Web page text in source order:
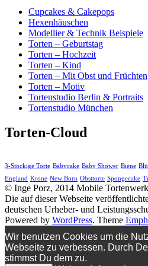
Cupcakes & Cakepops
Hexenhäuschen
Modellier & Technik Beispiele
Torten – Geburtstag
Torten – Hochzeit
Torten – Kind
Torten – Mit Obst und Früchten
Torten – Motiv
Tortenstudio Berlin & Portraits
Tortenstudio München
Torten-Cloud
3-Stöckige Torte Babycake Baby Shower Biene
England Krone New Born Obsttorte Spongecake
© Inge Porz, 2014 Mobile
Die auf dieser Webseite
deutschen Urheber- und
Powered by WordPress. Theme
Wir benutzen Cookies um die
Webseite zu verbessen. Durch
stimmst Du dem zu.